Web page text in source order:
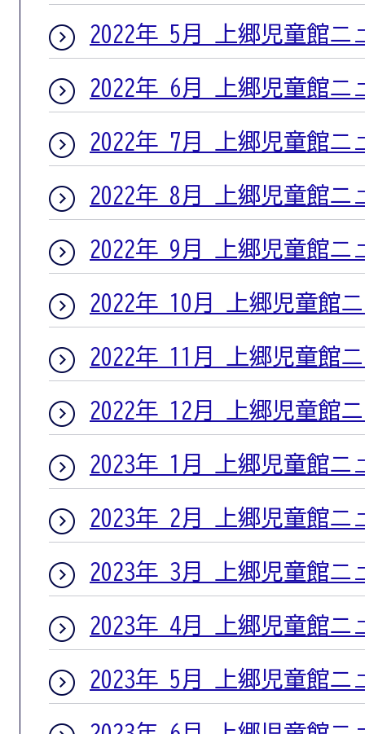
2022年 5月 上郷児童館ニ
2022年 6月 上郷児童館ニ
2022年 7月 上郷児童館ニ
2022年 8月 上郷児童館ニ
2022年 9月 上郷児童館ニ
2022年 10月 上郷児童館
2022年 11月 上郷児童館
2022年 12月 上郷児童館
2023年 1月 上郷児童館ニ
2023年 2月 上郷児童館ニ
2023年 3月 上郷児童館ニ
2023年 4月 上郷児童館ニ
2023年 5月 上郷児童館ニ